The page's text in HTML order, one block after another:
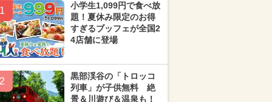
1
小学生1,099円で食べ放
題！夏休み限定のお得
すぎるブッフェが全国2
4店舗に登場
2
黒部渓谷の「トロッコ
列車」が子供無料 絶
景＆川遊び＆温泉も！